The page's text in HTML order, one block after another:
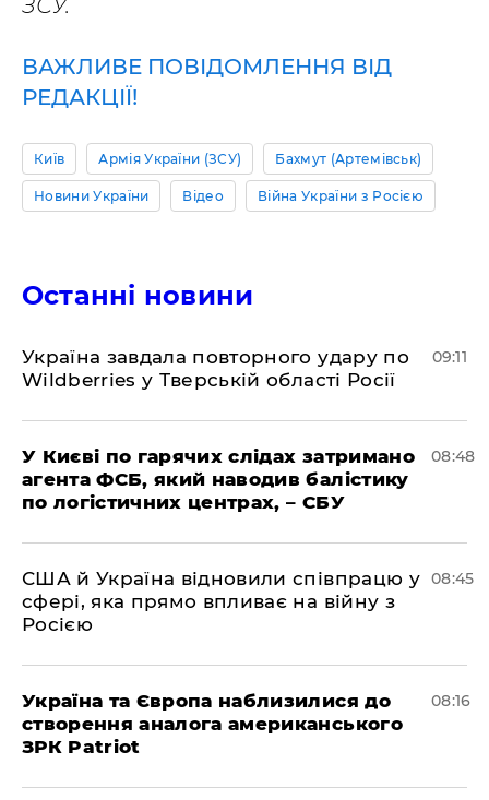
ЗСУ.
ВАЖЛИВЕ ПОВІДОМЛЕННЯ ВІД
РЕДАКЦІЇ!
Київ Армія України (ЗСУ) Бахмут (Артемівськ)
Новини України Відео Війна України з Росією
Останні новини
Україна завдала повторного удару по
Wildberries у Тверській області Росії
09:11
У Києві по гарячих слідах затримано
агента ФСБ, який наводив балістику
по логістичних центрах, – СБУ
08:48
США й Україна відновили співпрацю у
сфері, яка прямо впливає на війну з
Росією
08:45
Україна та Європа наблизилися до
створення аналога американського
ЗРК Patriot
08:16